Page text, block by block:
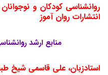
روانشناسی کودکان و
انتشارات روان آموز
منابع ارشد
استادزبان، علی قاسمی شیخ